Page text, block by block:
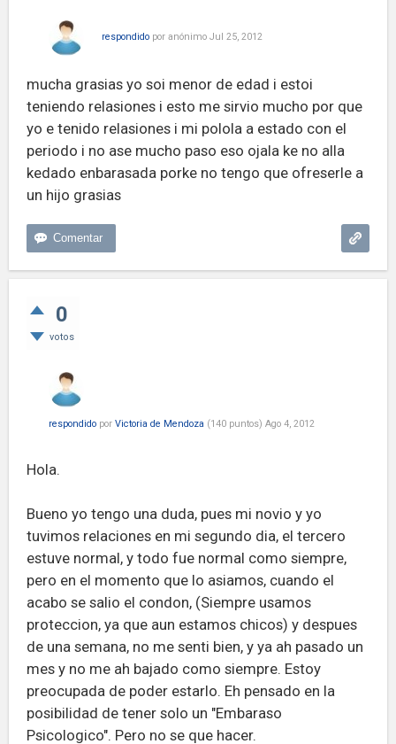
respondido por anónimo Jul 25, 2012
mucha grasias yo soi menor de edad i estoi
teniendo relasiones i esto me sirvio mucho por que
yo e tenido relasiones i mi polola a estado con el
periodo i no ase mucho paso eso ojala ke no alla
kedado enbarasada porke no tengo que ofreserle a
un hijo grasias
0
votos
respondido por Victoria de Mendoza (140 puntos) Ago 4, 2012
Hola.
Bueno yo tengo una duda, pues mi novio y yo
tuvimos relaciones en mi segundo dia, el tercero
estuve normal, y todo fue normal como siempre,
pero en el momento que lo asiamos, cuando el
acabo se salio el condon, (Siempre usamos
proteccion, ya que aun estamos chicos) y despues
de una semana, no me senti bien, y ya ah pasado un
mes y no me ah bajado como siempre. Estoy
preocupada de poder estarlo. Eh pensado en la
posibilidad de tener solo un "Embaraso
Psicologico". Pero no se que hacer.